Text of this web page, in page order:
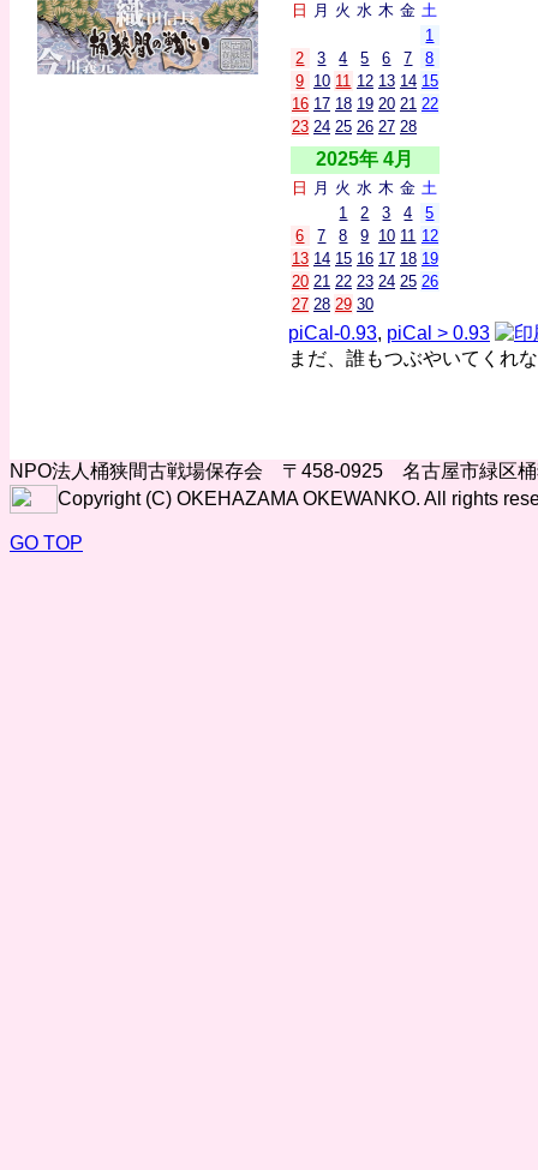
日 月 火 水 木 金 土
1
2
3 4 5 6 7
8
9 10 11 12 13 14 15
16 17 18 19 20 21 22
23 24 25 26 27 28
2025年 4月
日 月 火 水 木 金 土
1
2 3 4
5
6
7 8 9 10 11 12
13 14 15 16 17 18 19
20 21 22 23 24 25 26
27 28 29 30
piCal-0.93, piCal > 0.93
まだ、誰もつぶやいてくれ
NPO法人桶狭間古戦場保存会 〒458-0925 名古屋市緑区桶
Copyright (C) OKEHAZAMA OKEWANKO. All rights
GO TOP